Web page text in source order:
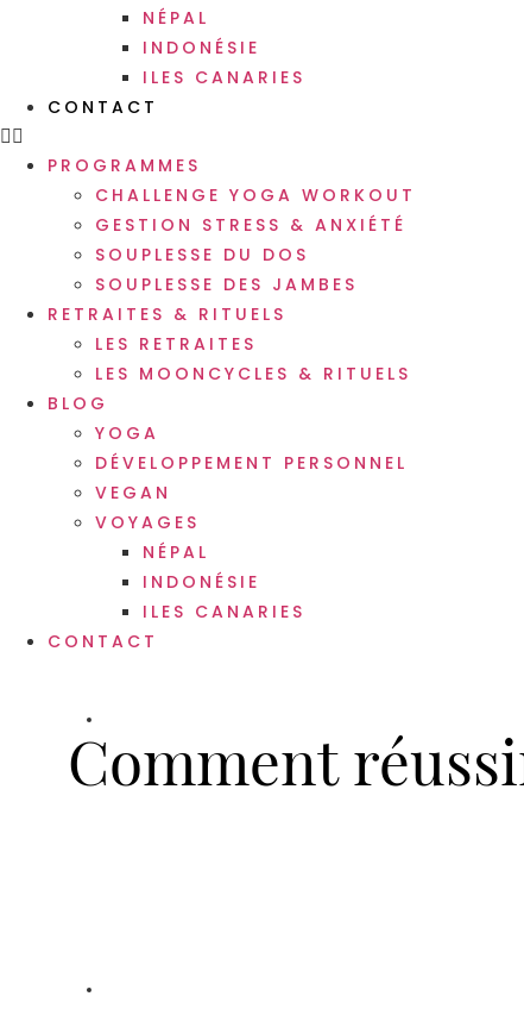
NÉPAL
INDONÉSIE
ILES CANARIES
CONTACT
PROGRAMMES
CHALLENGE YOGA WORKOUT
GESTION STRESS & ANXIÉTÉ
SOUPLESSE DU DOS
SOUPLESSE DES JAMBES
RETRAITES & RITUELS
LES RETRAITES
LES MOONCYCLES & RITUELS
BLOG
YOGA
DÉVELOPPEMENT PERSONNEL
VEGAN
VOYAGES
NÉPAL
INDONÉSIE
ILES CANARIES
CONTACT
Comment